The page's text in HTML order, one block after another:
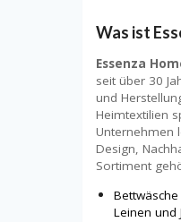
Was ist
Essenza
seit über 30
und
Heimtextilien
Unternehmen
Design,
Sortiment
Leinen und